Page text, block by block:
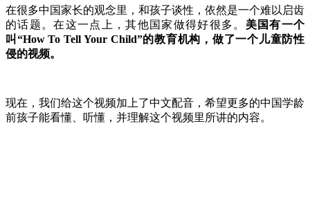
在很多中国家长的观念里，和孩子谈性，依然是一个难以启齿
的话题。在这一点上，其他国家做得好很多。 美国有一个
叫“How To Tell Your Child”的教育机构，做了一个儿童防性
侵的视频。
现在，我们给这个视频加上了中文配音，希望更多的中国学龄
前孩子能看懂、听懂，并理解这个视频里所讲的内容。